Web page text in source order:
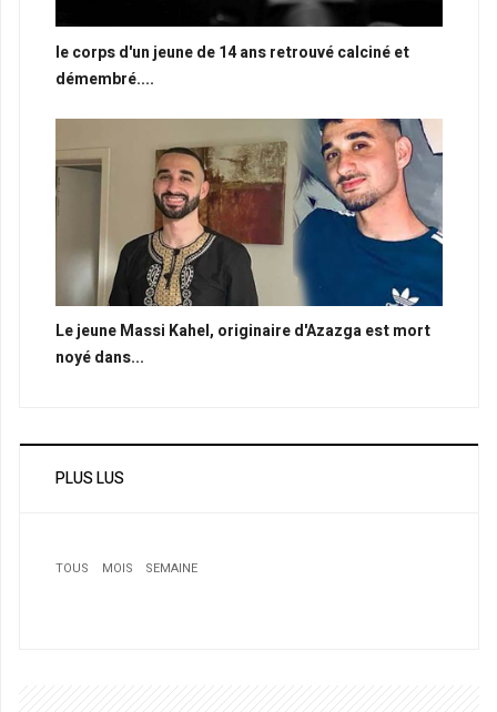
le corps d'un jeune de 14 ans retrouvé calciné et
démembré....
Le jeune Massi Kahel, originaire d'Azazga est mort
noyé dans...
PLUS LUS
TOUS MOIS
SEMAINE